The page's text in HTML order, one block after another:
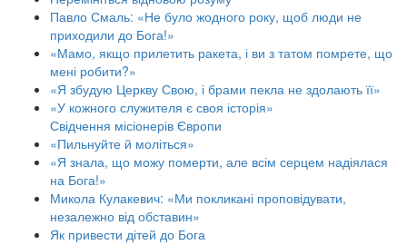
Павло Смаль: «Не було жодного року, щоб люди не
приходили до Бога!»
«Мамо, якщо прилетить ракета, і ви з татом помрете, що
мені робити?»
«Я збудую Церкву Свою, і брами пекла не здолають її»
«У кожного служителя є своя історія»
Свідчення місіонерів Європи
«Пильнуйте й моліться»
«Я знала, що можу померти, але всім серцем надіялася
на Бога!»
Микола Кулакевич: «Ми покликані проповідувати,
незалежно від обставин»
Як привести дітей до Бога